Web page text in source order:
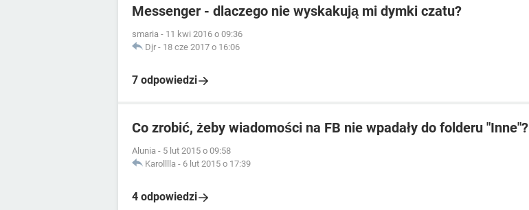
Messenger - dlaczego nie wyskakują mi dymki czatu?
smaria - 11 kwi 2016 o 09:36
Djr - 18 cze 2017 o 16:06
7 odpowiedzi
Co zrobić, żeby wiadomości na FB nie wpadały do folderu "Inne"?
Alunia - 5 lut 2015 o 09:58
Karolllla - 6 lut 2015 o 17:39
4 odpowiedzi